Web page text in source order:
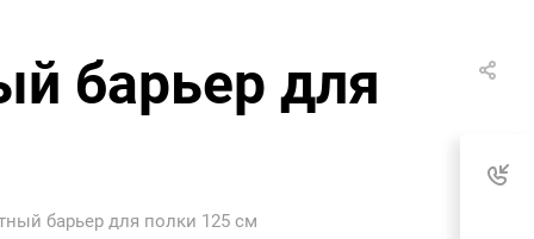
барьер для
барьер для полки 125 см